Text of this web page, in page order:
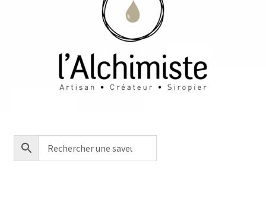
Acheter en ligne
Contact